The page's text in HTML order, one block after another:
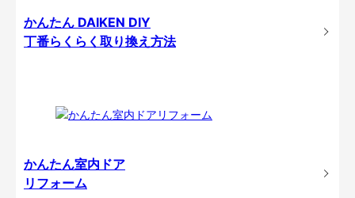
かんたん DAIKEN DIY
丁番らくらく取り換え方法
かんたん室内ドア
リフォーム